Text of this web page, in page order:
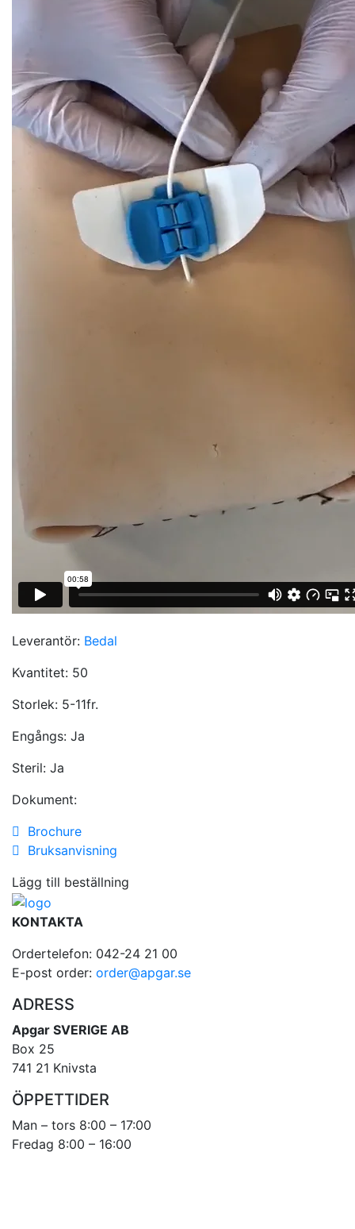
Leverantör: Bedal
Kvantitet: 50
Storlek: 5-11fr.
Engångs: Ja
Steril: Ja
Dokument:
Brochure
Bruksanvisning
Lägg till beställning
KONTAKTA
Ordertelefon: 042-24 21 00
E-post order: order@apgar.se
ADRESS
Apgar SVERIGE AB
Box 25
741 21 Knivsta
ÖPPETTIDER
Man – tors 8:00 – 17:00
Fredag 8:00 – 16:00